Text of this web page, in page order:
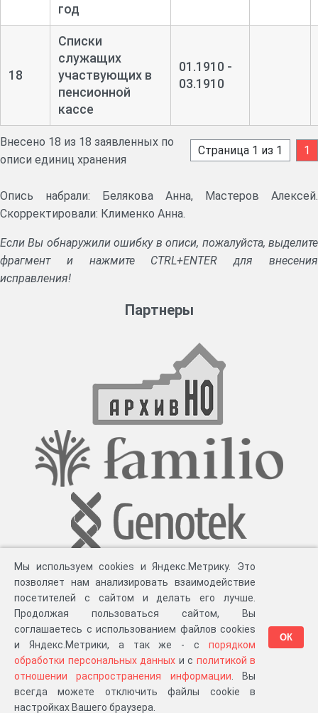
год
18
Списки
служащих
участвующих в
пенсионной
кассе
01.1910 -
03.1910
Внесено 18 из 18 заявленных по
описи единиц хранения
Страница 1 из 1 1
Опись набрали: Белякова Анна, Мастеров Алексей.
Скорректировали: Клименко Анна.
Если Вы обнаружили ошибку в описи, пожалуйста, выделите
фрагмент и нажмите CTRL+ENTER для внесения
исправления!
Партнеры
Разработка компании «Великіе предки», 2023-2026 гг. Блог.Суть проекта
Персональные данные.Распространение информации . ЧаВО. Сборка 111.35
Мы используем cookies и Яндекс.Метрику. Это
позволяет нам анализировать взаимодействие
посетителей с сайтом и делать его лучше.
Продолжая пользоваться сайтом, Вы
соглашаетесь с использованием файлов cookies
и Яндекс.Метрики, а так же - с порядком
обработки персональных данных и с политикой в
отношении распространения информации . Вы
всегда можете отключить файлы cookie в
настройках Вашего браузера.
ОК
в «Мои документы»